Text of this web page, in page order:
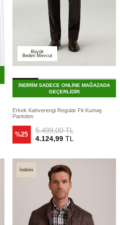
Büyük
Beden Mevcut
İNDİRİM SADECE ONLİNE MAĞAZADA
GEÇERLİDİR
Erkek Kahverengi Regular Fit Kumaş
Pantolon
%25 5.499,00TL
4.124,99TL
İndirim